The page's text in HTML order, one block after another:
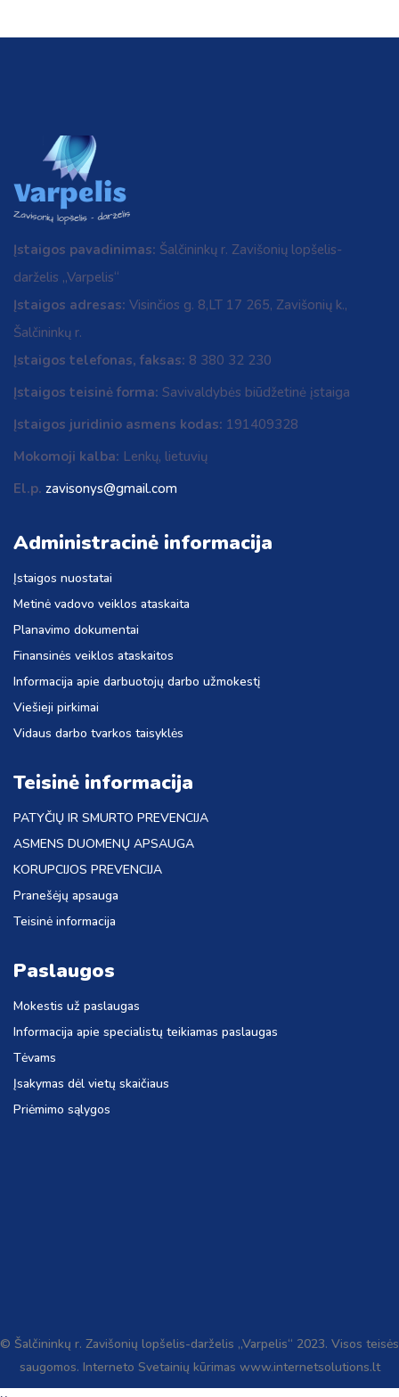
Įstaigos pavadinimas: Šalčininkų r. Zavišonių lopšelis-
darželis „Varpelis“
Įstaigos adresas: Visinčios g. 8,LT 17 265, Zavišonių k.,
Šalčininkų r.
Įstaigos telefonas, faksas: 8 380 32 230
Įstaigos teisinė forma: Savivaldybės biūdžetinė įstaiga
Įstaigos juridinio asmens kodas: 191409328
Mokomoji kalba: Lenkų, lietuvių
El.p. zavisonys@gmail.com
Administracinė informacija
Įstaigos nuostatai
Metinė vadovo veiklos ataskaita
Planavimo dokumentai
Finansinės veiklos ataskaitos
Informacija apie darbuotojų darbo užmokestį
Viešieji pirkimai
Vidaus darbo tvarkos taisyklės
Teisinė informacija
PATYČIŲ IR SMURTO PREVENCIJA
ASMENS DUOMENŲ APSAUGA
KORUPCIJOS PREVENCIJA
Pranešėjų apsauga
Teisinė informacija
Paslaugos
Mokestis už paslaugas
Informacija apie specialistų teikiamas paslaugas
Tėvams
Įsakymas dėl vietų skaičiaus
Priėmimo sąlygos
© Šalčininkų r. Zavišonių lopšelis-darželis „Varpelis“ 2023. Visos teisės
saugomos. Interneto Svetainių kūrimas www.internetsolutions.lt